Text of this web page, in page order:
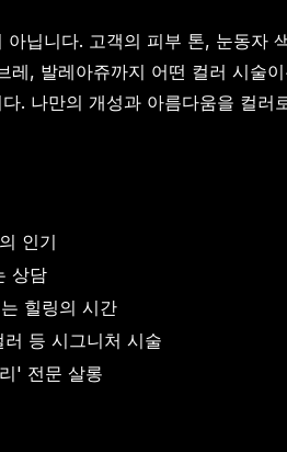
닙니다. 고객의 피부 톤, 눈동
, 발레아쥬까지 어떤 컬러 시술
. 나만의 개성과 아름다움을 컬
인기
상담
힐링의 시간
등 시그니처 시술
' 전문 살롱